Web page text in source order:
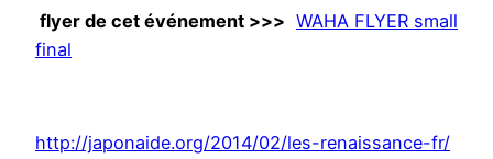
flyer de cet événement >>> WAHA FLYER small
final
http://japonaide.org/2014/02/les-renaissance-fr/